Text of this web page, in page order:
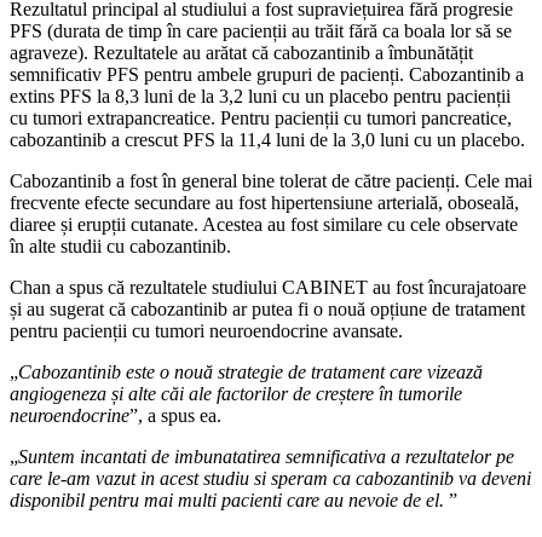
Rezultatul principal al studiului a fost supraviețuirea fără progresie
PFS (durata de timp în care pacienții au trăit fără ca boala lor să se
agraveze). Rezultatele au arătat că cabozantinib a îmbunătățit
semnificativ PFS pentru ambele grupuri de pacienți. Cabozantinib a
extins PFS la 8,3 luni de la 3,2 luni cu un placebo pentru pacienții
cu tumori extrapancreatice. Pentru pacienții cu tumori pancreatice,
cabozantinib a crescut PFS la 11,4 luni de la 3,0 luni cu un placebo.
Cabozantinib a fost în general bine tolerat de către pacienți. Cele mai
frecvente efecte secundare au fost hipertensiune arterială, oboseală,
diaree și erupții cutanate. Acestea au fost similare cu cele observate
în alte studii cu cabozantinib.
Chan a spus că rezultatele studiului CABINET au fost încurajatoare
și au sugerat că cabozantinib ar putea fi o nouă opțiune de tratament
pentru pacienții cu tumori neuroendocrine avansate.
„Cabozantinib este o nouă strategie de tratament care vizează
angiogeneza și alte căi ale factorilor de creștere în tumorile
neuroendocrine”, a spus ea.
„Suntem incantati de imbunatatirea semnificativa a rezultatelor pe
care le-am vazut in acest studiu si speram ca cabozantinib va ​​deveni
disponibil pentru mai multi pacienti care au nevoie de el. ”